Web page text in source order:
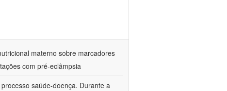
materno sobre marcadores
com pré-eclâmpsia
saúde-doença. Durante a